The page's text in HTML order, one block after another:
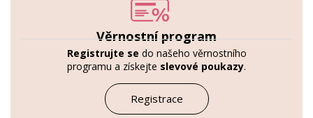
Věrnostní program
Registrujte se do našeho věrnostního
programu a získejte slevové poukazy.
Registrace